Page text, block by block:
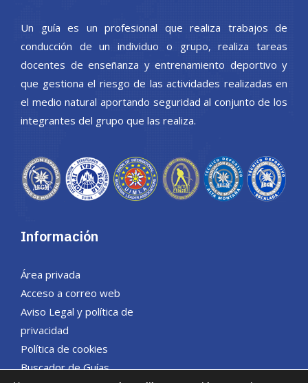
Un guía es un profesional que realiza trabajos de
conducción de un individuo o grupo, realiza tareas
docentes de enseñanza y entrenamiento deportivo y
que gestiona el riesgo de las actividades realizadas en
el medio natural aportando seguridad al conjunto de los
integrantes del grupo que las realiza.
Información
Área privada
Acceso a correo web
Aviso Legal y política de
privacidad
Política de cookies
Buscador de Guías